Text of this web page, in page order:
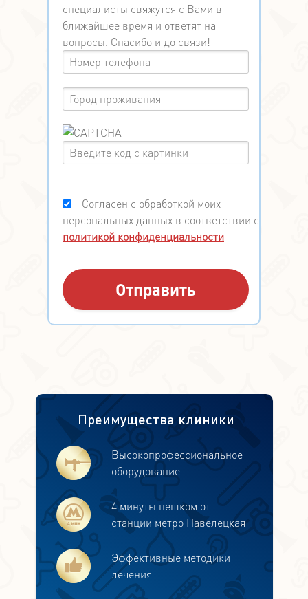
специалисты свяжутся с Вами в
ближайшее время и ответят на
вопросы. Спасибо и до связи!
Согласен с обработкой моих
персональных данных в соответствии с
политикой конфиденциальности
Преимущества клиники
Высокопрофессиональное
оборудование
4 минуты пешком от
станции метро Павелецкая
Эффективные методики
лечения